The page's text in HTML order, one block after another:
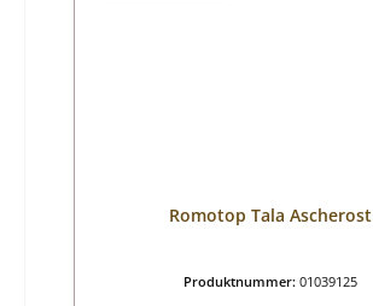
Romotop Tala Ascherost
Produktnummer: 01039125